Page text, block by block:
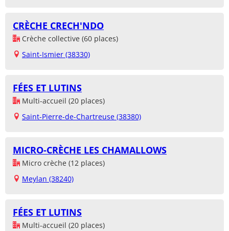
CRÈCHE CRECH'NDO
Crèche collective (60 places)
Saint-Ismier (38330)
FÉES ET LUTINS
Multi-accueil (20 places)
Saint-Pierre-de-Chartreuse (38380)
MICRO-CRÈCHE LES CHAMALLOWS
Micro crèche (12 places)
Meylan (38240)
FÉES ET LUTINS
Multi-accueil (20 places)